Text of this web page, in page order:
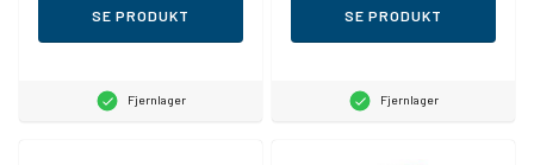
SE PRODUKT
Fjernlager
SE PRODUKT
Fjernlager